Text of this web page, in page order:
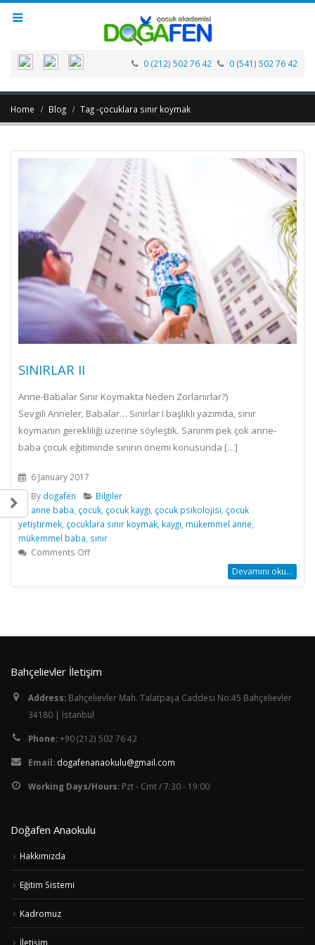
0 (212) 502 76 42 0 (541) 502 76 42
Home Blog Tag -çocuklara sınır koymak
SINIRLAR II
Anne-Babalar Sınır Koymakta Neden Zorlanırlar?)
Sevgili Anneler, Babalar… Sınırlar I başlıklı yazımda, sınır
koymanın gerekliliği üzerine söyleştik. Sanırım pek çok anne-
baba çocuk eğitiminde sınırın önemi konusunda […]
6 January 2017
By dogafen
Bilgiler
anne baba çocuk, çocuk kaygı çocuk psikolojisi çocuk
yetiştirmek çocuklara sınır koymak kaygı mükemmel anne
mükemmel baba sınır
Comments Offon
Devamını oku...
Bahçelievler İletişim
Address: Bahçelievler Mah. Talatpaşa Caddesi No:45 Bahçelievler
34180 | İstanbul
Phone:+90 (212) 502 76 42
Email: dogafenanaokulu@gmail.com
Working Days/Hours: Pzt - Cmt / 7:30 - 19:00
Doğafen Anaokulu
Hakkımızda
Eğitim Sistemi
Kadromuz
İletişim